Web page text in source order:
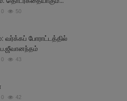
0 50
வர்க்கப் போராட்டத்தில்
ப.ஜீவானந்தம்
0 43
0 42